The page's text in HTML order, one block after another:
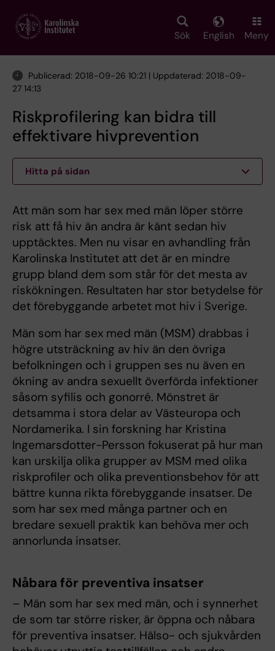
main
Sök English Meny
Publicerad: 2018-09-26 10:21 | Uppdaterad: 2018-09-
27 14:13
Riskprofilering kan bidra till
effektivare hivprevention
Hitta på sidan
Att män som har sex med män löper större
risk att få hiv än andra är känt sedan hiv
upptäcktes. Men nu visar en avhandling från
Karolinska Institutet att det är en mindre
grupp bland dem som står för det mesta av
riskökningen. Resultaten har stor betydelse för
det förebyggande arbetet mot hiv i Sverige.
Män som har sex med män (MSM) drabbas i
högre utsträckning av hiv än den övriga
befolkningen och i gruppen ses nu även en
ökning av andra sexuellt överförda infektioner
såsom syfilis och gonorré. Mönstret är
detsamma i stora delar av Västeuropa och
Nordamerika. I sin forskning har Kristina
Ingemarsdotter-Persson fokuserat på hur man
kan urskilja olika grupper av MSM med olika
riskprofiler och olika preventionsbehov för att
bättre kunna rikta förebyggande insatser. De
som har sex med många partner och en
bredare sexuell praktik kan behöva mer och
annorlunda insatser.
Nåbara för preventiva insatser
– Män som har sex med män, och i synnerhet
de som tar större risker, är öppna och nåbara
för preventiva insatser. Hälso- och sjukvården